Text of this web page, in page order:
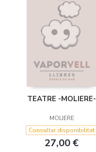
TEATRE -MOLIERE-
MOLIERE
Consultar disponibilitat
27,00 €